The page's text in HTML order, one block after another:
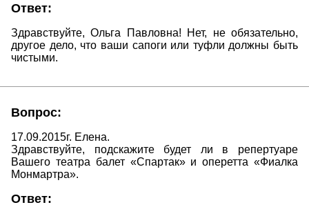
Ответ:
Здравствуйте, Ольга Павловна! Нет, не обязательно,
другое дело, что ваши сапоги или туфли должны быть
чистыми.
Вопрос:
17.09.2015г. Елена.
Здравствуйте, подскажите будет ли в репертуаре
Вашего театра балет «Спартак» и оперетта «Фиалка
Монмартра».
Ответ: